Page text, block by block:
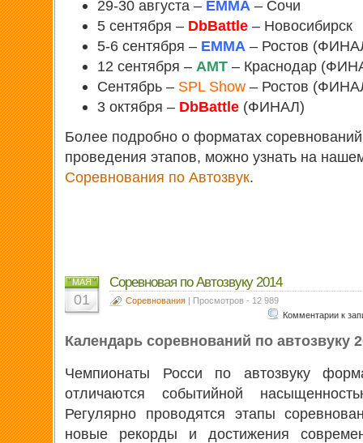
29-30 августа – EMMA – Сочи
5 сентября – DbBattle – Новосибирск
5-6 сентября – EMMA – Ростов
12 сентября – АМТ – Краснодар
Сентябрь – SPL Show – Ростов
3 октября – DbBattle (ФИНАЛ)
Более подробно о форматах
проведения этапов, можно узнать на
Соревнования по Автозвук.
МАЯ
01
Соревновая по Автозвуку 2014
Соревнования | Просмотров - 12 989
Комментарии к
Календарь соревнований по автозвуку
Чемпионаты Росси по автозвуку
отличаются событийной
Регулярно проводятся этапы
новые рекорды и достижения